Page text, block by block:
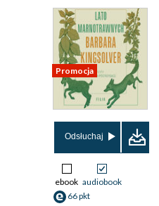
Promocja
Odsłuchaj
ebook audiobook
66 pkt